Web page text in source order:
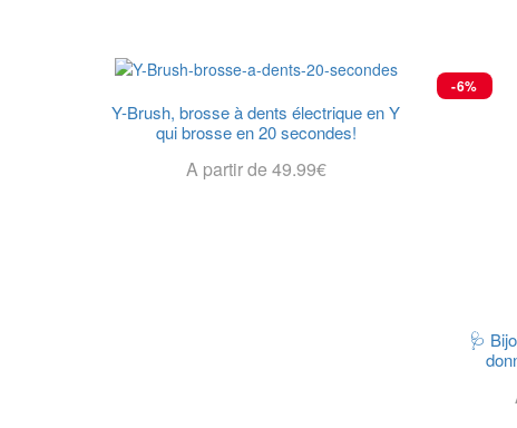
Y-Brush, brosse à dents électrique en Y
qui brosse en 20 secondes!
A partir de 49.99€
-6%
🩺